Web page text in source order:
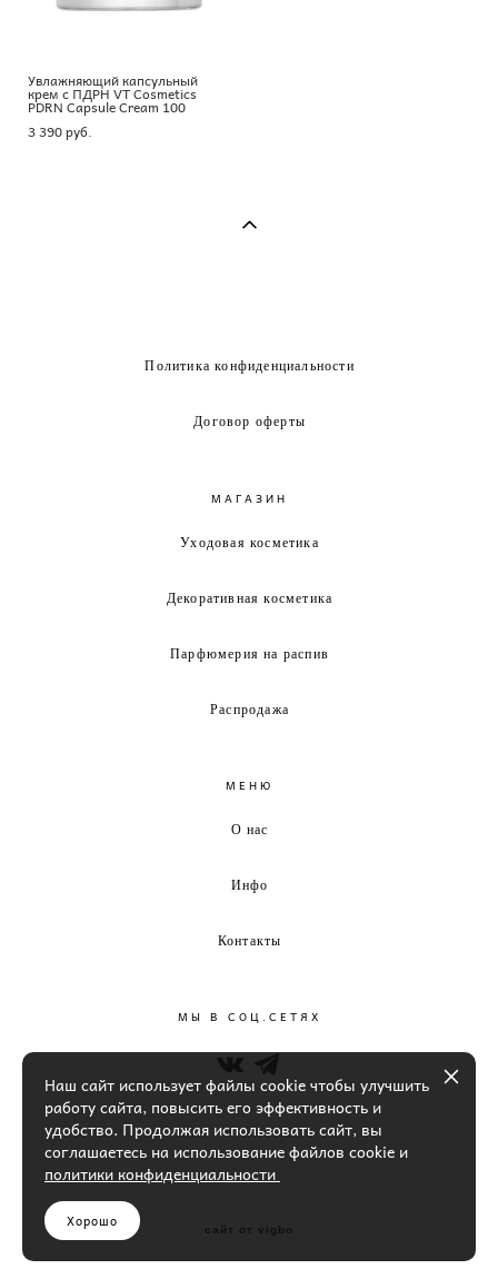
Увлажняющий капсульный
крем с ПДРН VT Cosmetics
PDRN Capsule Cream 100
3 390 pуб.
Политика конфиденциальности
Договор оферты
МАГАЗИН
Уходовая косметика
Декоративная косметика
Парфюмерия на распив
Распродажа
МЕНЮ
О нас
Инфо
Контакты
МЫ В СОЦ.СЕТЯХ
сайт от vigbo
Наш сайт использует файлы cookie чтобы улучшить
работу сайта, повысить его эффективность и
удобство. Продолжая использовать сайт, вы
соглашаетесь на использование файлов cookie и
политики конфиденциальности
Хорошо